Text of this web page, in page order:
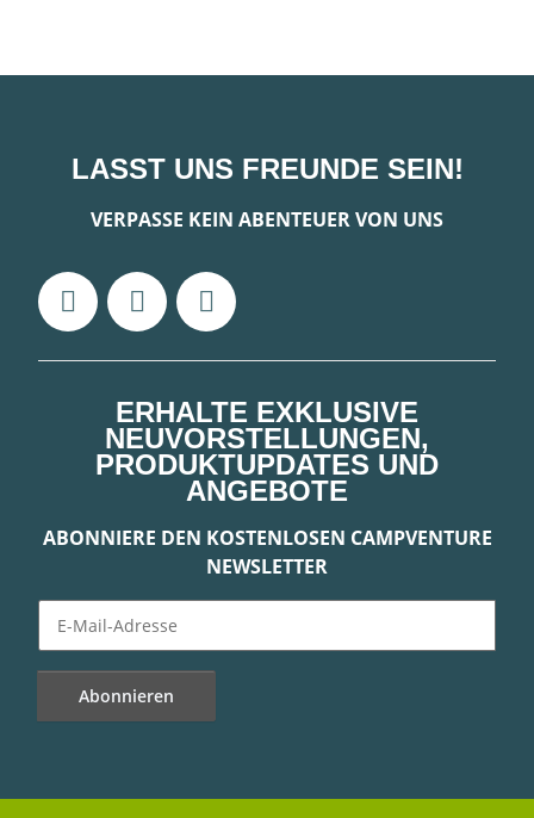
LASST UNS FREUNDE SEIN!
VERPASSE KEIN ABENTEUER VON UNS
ERHALTE EXKLUSIVE
NEUVORSTELLUNGEN,
PRODUKTUPDATES UND
ANGEBOTE
ABONNIERE DEN KOSTENLOSEN CAMPVENTURE
NEWSLETTER
Abonnieren